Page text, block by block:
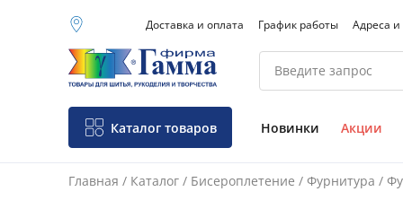
Москва (основной
склад)
Санкт-Петербург
Нижний Новгород
Доставка и оплата График работы Адреса и
Каталог товаров Новинки Акции
Главная / Каталог / Бисероплетение / Фурнитура /